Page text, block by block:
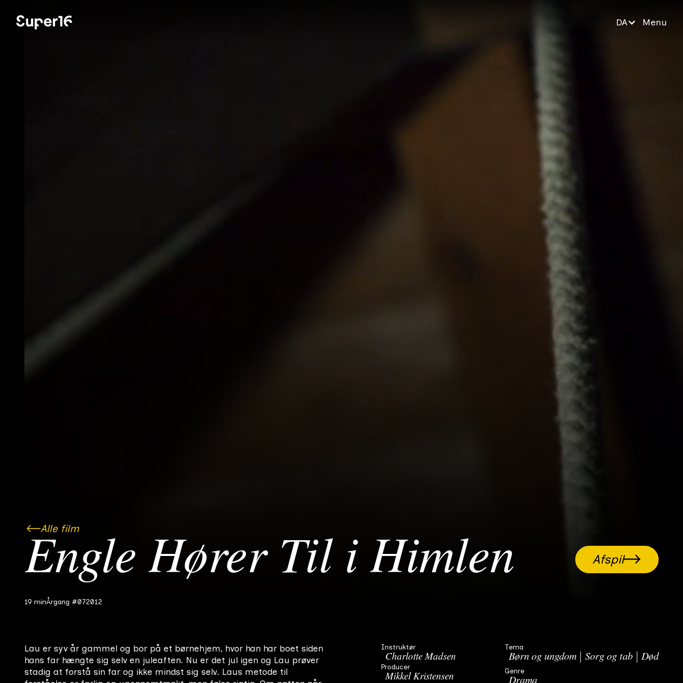
DA Menu
Alle film
Engle Hører Til i Himlen Afspil
19 minÅrgang #072012
Lau er syv år gammel og bor på et børnehjem, hvor han har boet siden
hans far hængte sig selv en juleaften. Nu er det jul igen og Lau prøver
stadig at forstå sin far og ikke mindst sig selv. Laus metode til
Instruktør
Charlotte Madsen
Producer
Mikkel Kristensen
Tema
Børn og ungdom Sorg og tab Død
Genre